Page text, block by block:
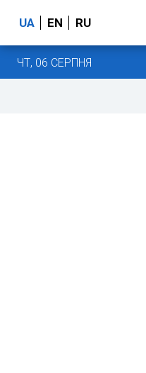
UA EN RU
ЧТ, 06 СЕРПНЯ